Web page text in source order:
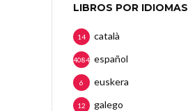
LIBROS POR IDIOMAS
català
14
español
4084
euskera
6
galego
12